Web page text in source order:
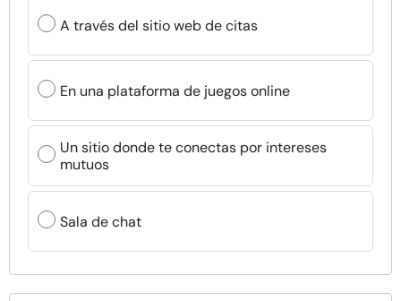
A través del sitio web de citas
En una plataforma de juegos online
Un sitio donde te conectas por intereses
mutuos
Sala de chat